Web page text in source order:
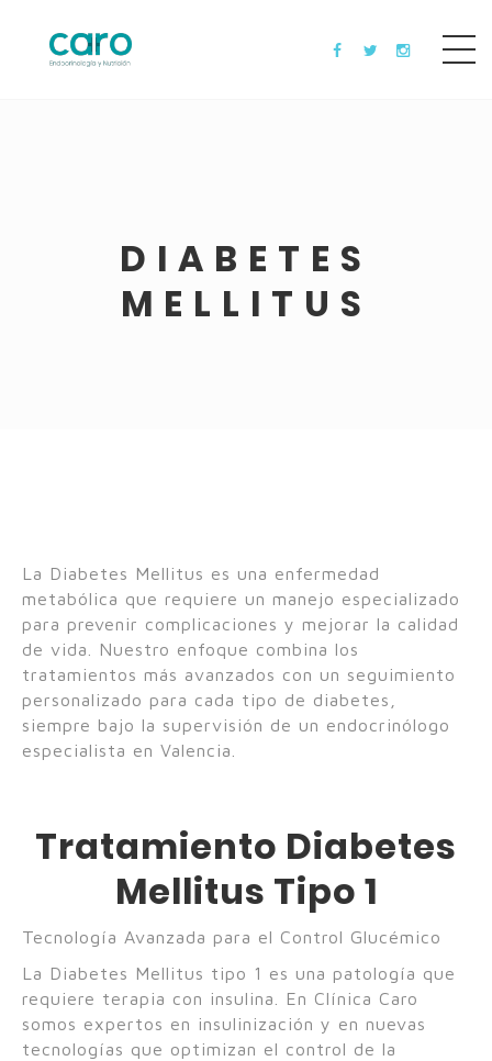
DIABETES
MELLITUS
La Diabetes Mellitus es una enfermedad
metabólica que requiere un manejo especializado
para prevenir complicaciones y mejorar la calidad
de vida. Nuestro enfoque combina los
tratamientos más avanzados con un seguimiento
personalizado para cada tipo de diabetes,
siempre bajo la supervisión de un endocrinólogo
especialista en Valencia.
Tratamiento Diabetes
Mellitus Tipo 1
Tecnología Avanzada para el Control Glucémico
La Diabetes Mellitus tipo 1 es una patología que
requiere terapia con insulina. En Clínica Caro
somos expertos en insulinización y en nuevas
tecnologías que optimizan el control de la